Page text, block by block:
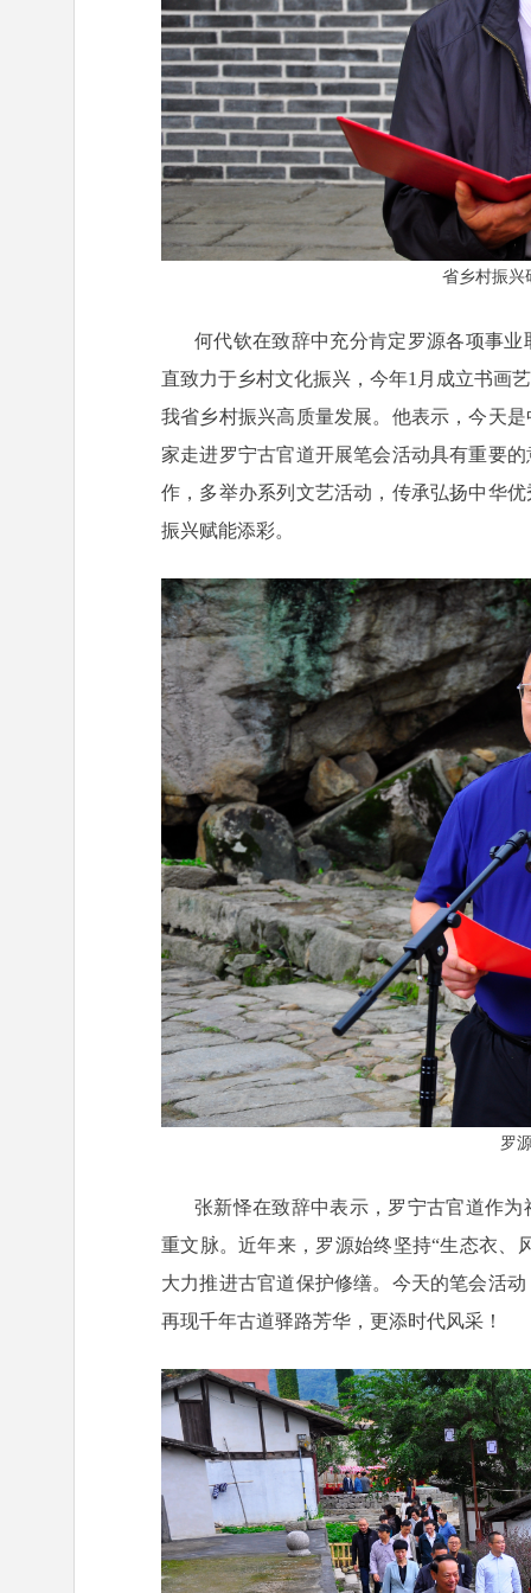
省乡村振兴
何代钦在致辞中充分肯定罗源各项事
直致力于乡村文化振兴，今年1月成立书画
我省乡村振兴高质量发展。他表示，今天
家走进罗宁古官道开展笔会活动具有重要
作，多举办系列文艺活动，传承弘扬中华
振兴赋能添彩。
罗
张新怿在致辞中表示，罗宁古官道作
重文脉。近年来，罗源始终坚持“生态衣、
大力推进古官道保护修缮。今天的笔会活
再现千年古道驿路芳华，更添时代风采！